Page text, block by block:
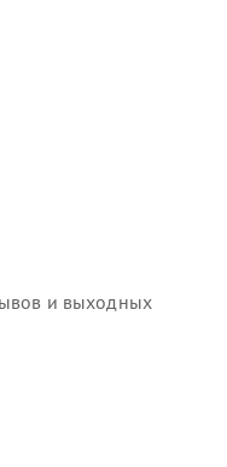
и выходных